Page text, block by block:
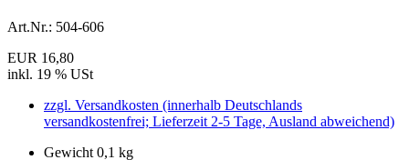
Art.Nr.: 504-606
EUR 16,80
inkl. 19 % USt
zzgl. Versandkosten (innerhalb Deutschlands
versandkostenfrei; Lieferzeit 2-5 Tage, Ausland abweichend)
Gewicht 0,1 kg